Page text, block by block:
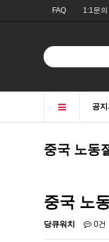
FAQ 1:1문의
공
중국 노동
중국 노
당큐워치 0건